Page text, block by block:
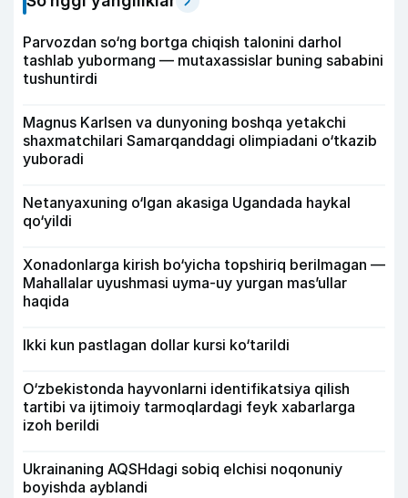
Parvozdan so‘ng bortga chiqish talonini darhol
tashlab yubormang — mutaxassislar buning sababini
tushuntirdi
Magnus Karlsen va dunyoning boshqa yetakchi
shaxmatchilari Samarqanddagi olimpiadani o‘tkazib
yuboradi
Netanyaxuning o‘lgan akasiga Ugandada haykal
qo‘yildi
Xonadonlarga kirish bo‘yicha topshiriq berilmagan —
Mahallalar uyushmasi uyma-uy yurgan mas’ullar
haqida
Ikki kun pastlagan dollar kursi ko‘tarildi
O‘zbekistonda hayvonlarni identifikatsiya qilish
tartibi va ijtimoiy tarmoqlardagi feyk xabarlarga
izoh berildi
Ukrainaning AQSHdagi sobiq elchisi noqonuniy
boyishda ayblandi